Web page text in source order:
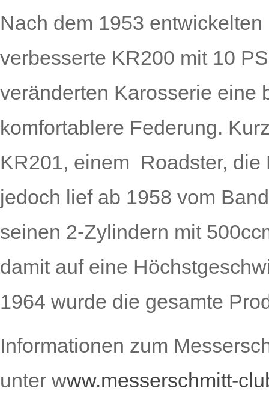
Nach dem 1953
verbesserte KR200 mit 10
veränderten Karosserie eine
komfortablere Federung.
KR201, einem Roadster,
jedoch lief ab 1958 vom
seinen 2-Zylindern mit
damit auf eine
1964 wurde die gesamte
Informationen zum
unter www.messerschmitt-